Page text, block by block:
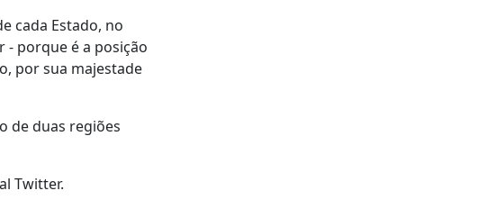
cada Estado, no
porque é a posição
por sua majestade
de duas regiões
Twitter.